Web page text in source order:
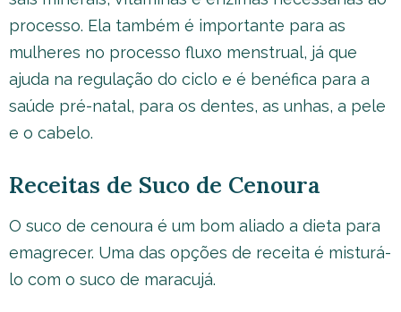
processo. Ela também é importante para as
mulheres no processo fluxo menstrual, já que
ajuda na regulação do ciclo e é benéfica para a
saúde pré-natal, para os dentes, as unhas, a pele
e o cabelo.
Receitas de Suco de Cenoura
O suco de cenoura é um bom aliado a dieta para
emagrecer. Uma das opções de receita é misturá-
lo com o suco de maracujá.